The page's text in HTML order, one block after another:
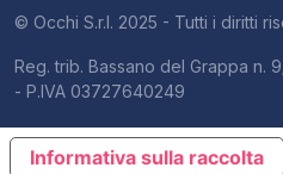
© Occhi S.r.l. 2025 - Tutti i diritti
Reg. trib. Bassano del Grappa n.
- P.IVA 03727640249
Informativa sulla raccolta